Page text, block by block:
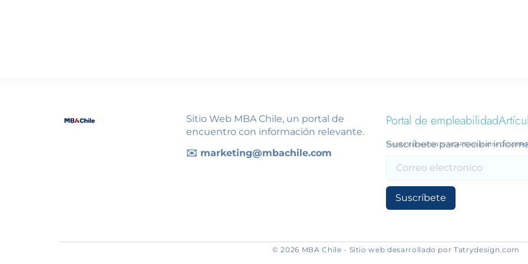
Sitio Web MBA Chile, un portal de
encuentro con información relevante.
✉️ marketing@mbachile.com
Portal de empleabilidad
Suscríbete para recibir
This site is protected by reCAPTCHA and the Google
Suscríbete
© 2026 MBA Chile - Sitio web desarrollado por Tatrydesign.com